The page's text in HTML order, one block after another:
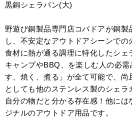
黒銅シェラパン(大)
野遊び銅製品専門店コパドアが銅製
し、不安定なアウトドアシーンでの
食材に熱が通る調理に特化したシェ
キャンプやBBQ、を楽しむ人の必
す、焼く、煮る」が全て可能で、尚
としても他のステンレス製のシェ
自分の物だと分かる存在感！他には
ジナルのアウトドア用品です。